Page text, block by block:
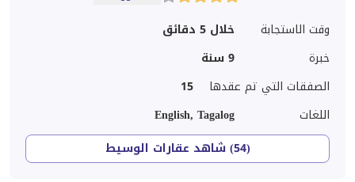
وقت الاستجابة
خلال 5 دقائق
خبرة
9 سنة
الصفقات التي تم عقدها
15
اللغات
English, Tagalog
(54) شاهد عقارات الوسيط